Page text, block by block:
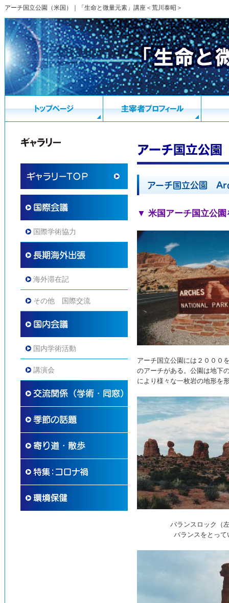
アーチ国立公園（米国）｜「生命と微量元素」講座＜荒川泰昭＞
国際学術協力
海外滞在記
その他 国際交流
国内学術活動
講演会
アーチ国立公園
アーチ国立公園
▼ 米国アーチ国立公園
アーチ国立公園には２０００
のアーチがある。公園は地下
により様々な一枚岩の地形を
バランスロック（
バランスをとって